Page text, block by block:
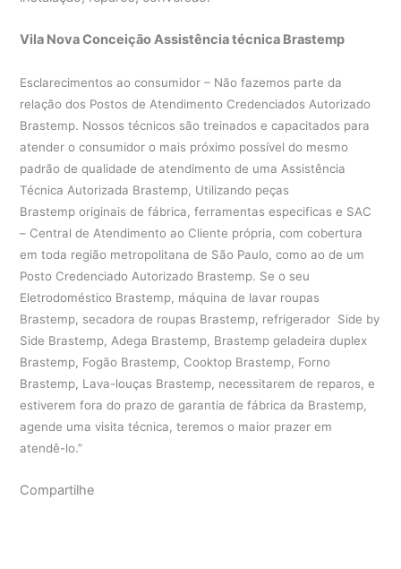
Vila Nova Conceição Assistência técnica Brastemp
Esclarecimentos ao consumidor – Não fazemos parte da
relação dos Postos de Atendimento Credenciados Autorizado
Brastemp. Nossos técnicos são treinados e capacitados para
atender o consumidor o mais próximo possível do mesmo
padrão de qualidade de atendimento de uma Assistência
Técnica Autorizada Brastemp, Utilizando peças
Brastemp originais de fábrica, ferramentas especificas e SAC
– Central de Atendimento ao Cliente própria, com cobertura
em toda região metropolitana de São Paulo, como ao de um
Posto Credenciado Autorizado Brastemp. Se o seu
Eletrodoméstico Brastemp, máquina de lavar roupas
Brastemp, secadora de roupas Brastemp, refrigerador Side by
Side Brastemp, Adega Brastemp, Brastemp geladeira duplex
Brastemp, Fogão Brastemp, Cooktop Brastemp, Forno
Brastemp, Lava-louças Brastemp, necessitarem de reparos, e
estiverem fora do prazo de garantia de fábrica da Brastemp,
agende uma visita técnica, teremos o maior prazer em
atendê-lo.”
Compartilhe